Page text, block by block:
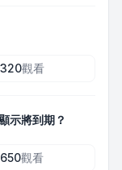
觀看
示將到期？
觀看